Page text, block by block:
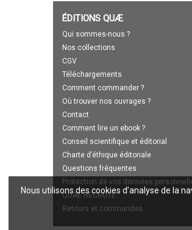
Nous utilisons des cookies d’analyse de la
ÉDITIONS QUÆ
Qui sommes-nous ?
Nos collections
CGV
Téléchargements
Comment commander ?
Où trouver nos ouvrages ?
Contact
Comment lire un ebook ?
Conseil scientifique et éditorial
Charte d’éthique éditoriale
Questions fréquentes
Protection de vos données
QUAE RECRUTE
Retours et commandes